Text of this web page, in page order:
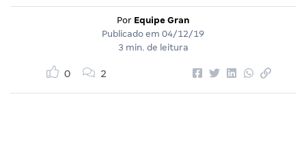
Por Equipe Gran
Publicado em 04/12/19
3 min. de leitura
0 2